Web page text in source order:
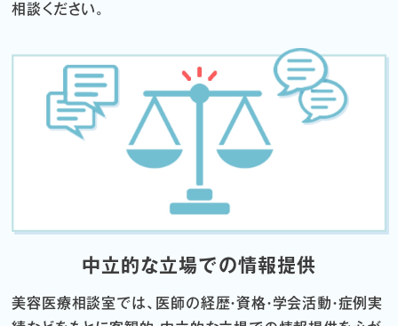
相談ください。
中立的な立場での情報提供
美容医療相談室では、医師の経歴・資格・学会活動・症例実